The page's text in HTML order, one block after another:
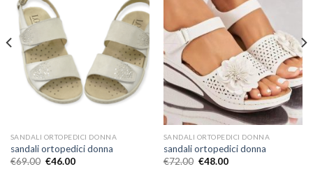
SANDALI ORTOPEDICI DONNA
sandali ortopedici donna
€69.00 €46.00
SANDALI ORTOPEDICI DONNA
sandali ortopedici donna
€72.00 €48.00